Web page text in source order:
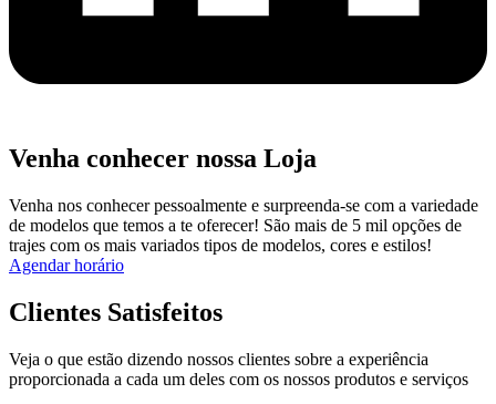
Venha conhecer nossa Loja
Venha nos conhecer pessoalmente e surpreenda-se com a variedade
de modelos que temos a te oferecer! São mais de 5 mil opções de
trajes com os mais variados tipos de modelos, cores e estilos!
Agendar horário
Clientes Satisfeitos
Veja o que estão dizendo nossos clientes sobre a experiência
proporcionada a cada um deles com os nossos produtos e serviços